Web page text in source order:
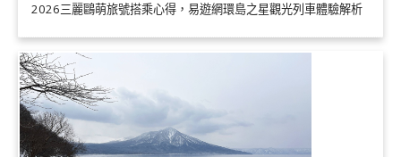
2026三麗鷗萌旅號搭乘心得，易遊網環島之星觀光列車體驗解析